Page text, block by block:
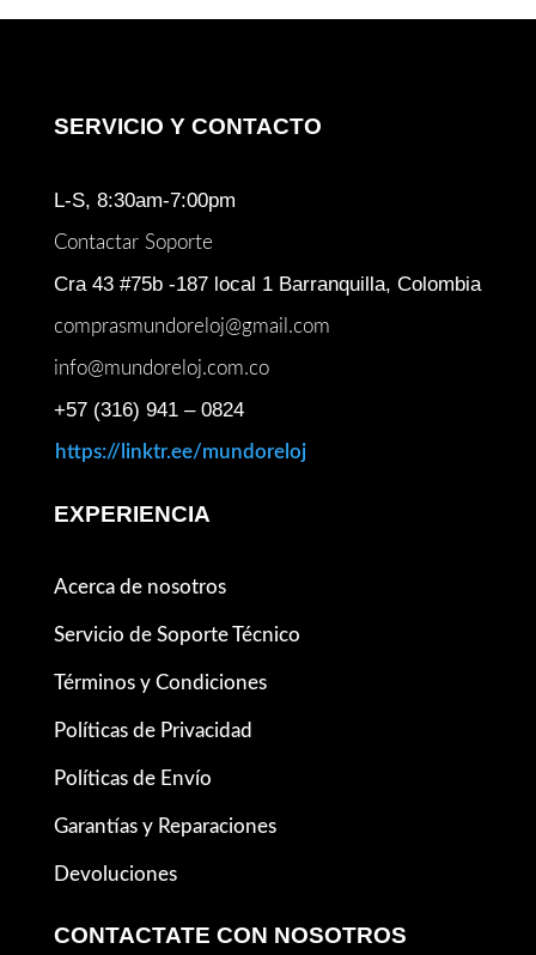
SERVICIO Y CONTACTO
L-S, 8:30am-7:00pm
Contactar Soporte
Cra 43 #75b -187 local 1 Barranquilla, Colombia
comprasmundoreloj@gmail.com
info@mundoreloj.com.co
+57 (316) 941 – 0824
https://linktr.ee/mundoreloj
EXPERIENCIA
Acerca de nosotros
Servicio de Soporte Técnico
Términos y Condiciones
Políticas de Privacidad
Políticas de Envío
Garantías y Reparaciones
Devoluciones
CONTACTATE CON NOSOTROS